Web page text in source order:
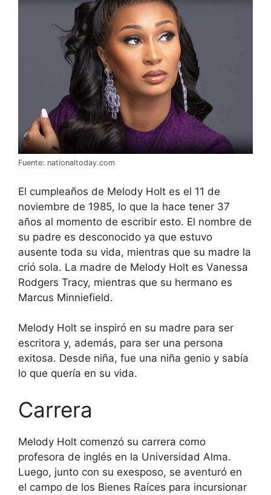
Fuente: nationaltoday.com
El cumpleaños de Melody Holt es el 11 de
noviembre de 1985, lo que la hace tener 37
años al momento de escribir esto. El nombre de
su padre es desconocido ya que estuvo
ausente toda su vida, mientras que su madre la
crió sola. La madre de Melody Holt es Vanessa
Rodgers Tracy, mientras que su hermano es
Marcus Minniefield.
Melody Holt se inspiró en su madre para ser
escritora y, además, para ser una persona
exitosa. Desde niña, fue una niña genio y sabía
lo que quería en su vida.
Carrera
Melody Holt comenzó su carrera como
profesora de inglés en la Universidad Alma.
Luego, junto con su exesposo, se aventuró en
el campo de los Bienes Raíces para incursionar